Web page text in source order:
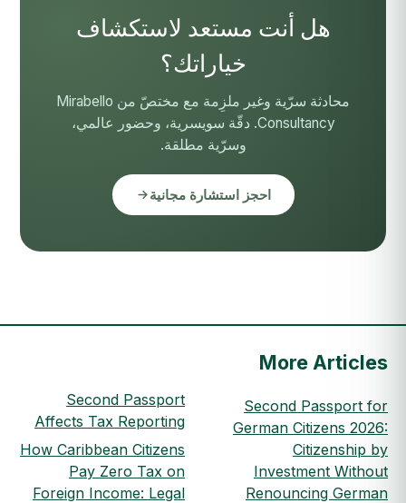
هل أنت مستعد لاستكشاف
خياراتك؟
محادثة سرّية وغير ملزِمة مع مختصّ من Mirabello
Consultancy. دقّة سويسرية، وحضور عالمي،
وسرّية مطلقة.
احجز استشارة مجانية
More Articles
Second Passport for
German Citizens 2026:
Citizenship by
Investment Without
Renouncing German
Second Passport
Affects Tax Reporting
How Caribbean Citizens
Pay Zero Tax on
Foreign Income: Legal